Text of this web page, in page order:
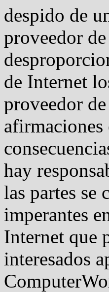
despido de
proveedor
de Internet
proveedor
afirmaciones
hay
las partes se
imperantes
Internet que
interesados